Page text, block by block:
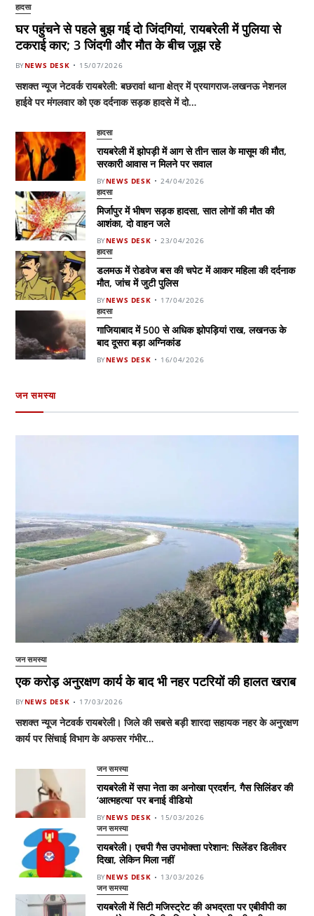
हादसा
घर पहुंचने से पहले बुझ गई दो जिंदगियां, रायबरेली में पुलिया से
टकराई कार; 3 जिंदगी और मौत के बीच जूझ रहे
BYNEWS DESK 15/07/2026
सशक्त न्यूज नेटवर्क रायबरेली: बछरावां थाना क्षेत्र में प्रयागराज-लखनऊ नेशनल
हाईवे पर मंगलवार को एक दर्दनाक सड़क हादसे में दो…
हादसा
रायबरेली में झोपड़ी में आग से तीन साल के मासूम की मौत,
सरकारी आवास न मिलने पर सवाल
BYNEWS DESK 24/04/2026
हादसा
मिर्जापुर में भीषण सड़क हादसा, सात लोगों की मौत की
आशंका, दो वाहन जले
BYNEWS DESK 23/04/2026
हादसा
डलमऊ में रोडवेज बस की चपेट में आकर महिला की दर्दनाक
मौत, जांच में जुटी पुलिस
BYNEWS DESK 17/04/2026
हादसा
गाजियाबाद में 500 से अधिक झोपड़ियां राख, लखनऊ के
बाद दूसरा बड़ा अग्निकांड
BYNEWS DESK 16/04/2026
जन समस्या
जन समस्या
एक करोड़ अनुरक्षण कार्य के बाद भी नहर पटरियों की हालत खराब
BYNEWS DESK 17/03/2026
सशक्त न्यूज नेटवर्क रायबरेली। जिले की सबसे बड़ी शारदा सहायक नहर के अनुरक्षण
कार्य पर सिंचाई विभाग के अफसर गंभीर…
जन समस्या
रायबरेली में सपा नेता का अनोखा प्रदर्शन, गैस सिलिंडर की
‘आत्महत्या’ पर बनाई वीडियो
BYNEWS DESK 15/03/2026
जन समस्या
रायबरेली। एचपी गैस उपभोक्ता परेशान: सिलेंडर डिलीवर
दिखा, लेकिन मिला नहीं
BYNEWS DESK 13/03/2026
जन समस्या
रायबरेली में सिटी मजिस्ट्रेट की अभद्रता पर एबीवीपी का